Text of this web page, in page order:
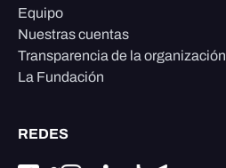
Equipo
Nuestras cuentas
Transparencia de la organización
La Fundación
REDES